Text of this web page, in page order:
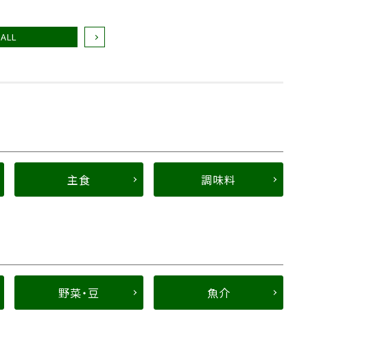
ALL
主食 調味料
野菜・豆 魚介